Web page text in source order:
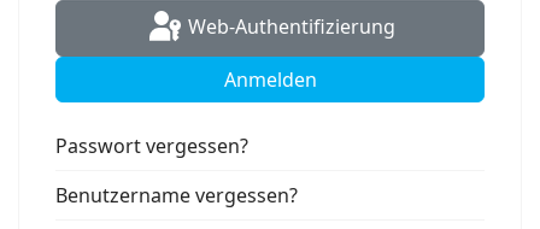
Web-Authentifizierung
Anmelden
Passwort vergessen?
Benutzername vergessen?